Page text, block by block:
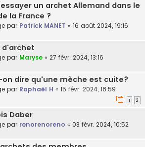
un archet Allemand dans le
la France ?
par Patrick MANET « 16 août 2024, 19:16
d'archet
par Maryse « 27 févr. 2024, 13:16
dire qu'une mèche est cuite?
par Raphaël H « 15 févr. 2024, 18:59
1 2
Daber
par renorenoreno « 03 févr. 2024, 10:52